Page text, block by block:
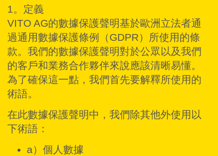
1。定義
VITO AG的數據保護聲明基於歐洲立法者通
過通用數據保護條例（GDPR）所使用的條
款。我們的數據保護聲明對於公眾以及我們
的客戶和業務合作夥伴來說應該清晰易懂。
為了確保這一點，我們首先要解釋所使用的
術語。
在此數據保護聲明中，我們除其他外使用以
下術語：
a）個人數據